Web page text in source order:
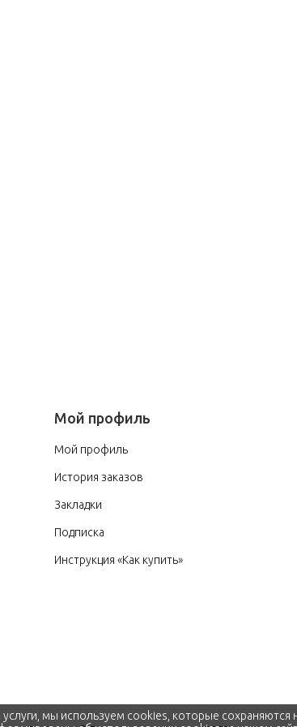
Мой профиль
Мой профиль
История заказов
Закладки
Подписка
Инструкция «Как купить»
мы используем cookies, которые сохраняются